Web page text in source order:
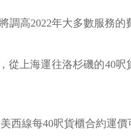
調高2022年大多數服務
從上海運往洛杉磯的40
西線每40呎貨櫃合約運